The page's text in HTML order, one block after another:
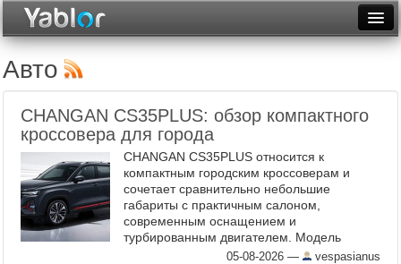
Неделя
Месяц
Рейтинги
Архив
Авто
CHANGAN CS35PLUS: обзор компактного
кроссовера для города
CHANGAN CS35PLUS относится к
компактным городским кроссоверам и
сочетает сравнительно небольшие
габариты с практичным салоном,
современным оснащением и
турбированным двигателем. Модель
подойдет тем, кому нужен автомобиль для
05-08-2026 — vespasianus